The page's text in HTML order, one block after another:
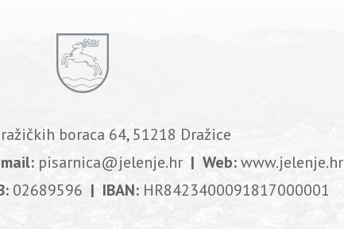
boraca 64, 51218 Dražice
pisarnica@jelenje.hr| Web:www.jelenje.hr
02689596 | IBAN: HR8423400091817000001